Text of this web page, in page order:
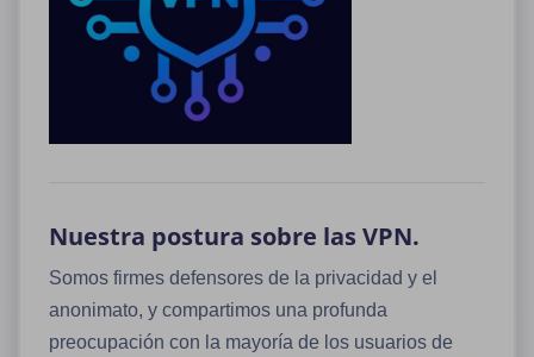
Nuestra postura sobre las VPN.
Somos firmes defensores de la privacidad y el
anonimato, y compartimos una profunda
preocupación con la mayoría de los usuarios de